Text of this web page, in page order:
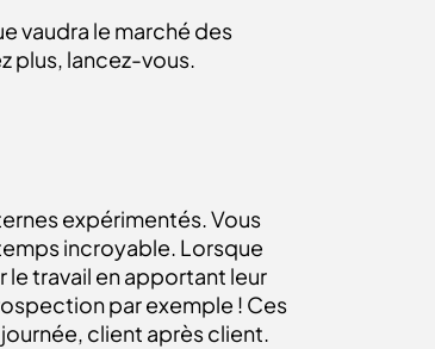
vaudra le marché des
plus, lancez-vous.
expérimentés. Vous
incroyable. Lorsque
le travail en apportant leur
par exemple ! Ces
client après client.